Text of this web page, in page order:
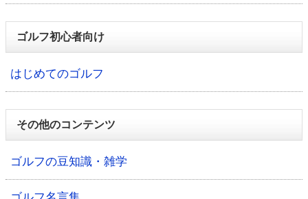
ゴルフ初心者向け
はじめてのゴルフ
その他のコンテンツ
ゴルフの豆知識・雑学